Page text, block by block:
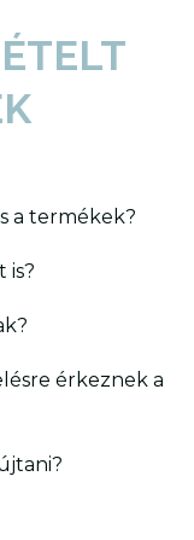
a termékek?
is?
érkeznek a